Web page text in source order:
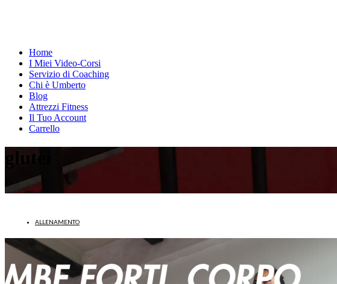
Home
I Miei Video-Corsi
Servizio di Coaching
Chi è Umberto
Blog
Attrezzi Fitness
Il Tuo Account
Carrello
glutei
ALLENAMENTO